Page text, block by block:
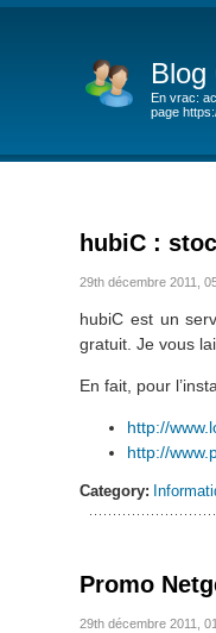
Blog
En vrac:
page
hubiC :
29th décembre 2011,
hubiC est un
gratuit. Je vous
En fait, pour
http://
http://
Category:
Promo
29th décembre 2011,